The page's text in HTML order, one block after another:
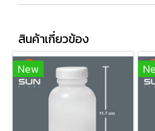
สินค้าเกี่ยวข้อง
New